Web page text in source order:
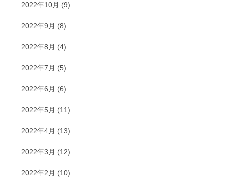
2022年10月 (9)
2022年9月 (8)
2022年8月 (4)
2022年7月 (5)
2022年6月 (6)
2022年5月 (11)
2022年4月 (13)
2022年3月 (12)
2022年2月 (10)